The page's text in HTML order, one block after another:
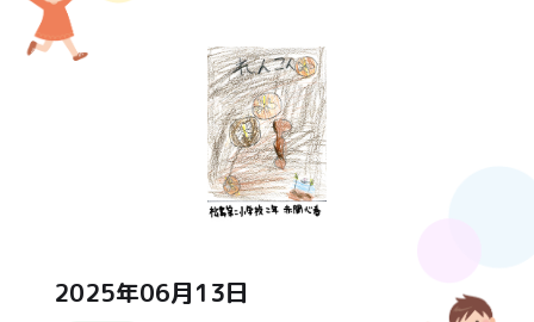
2025年06月13日